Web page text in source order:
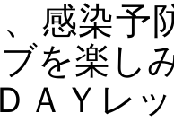
、感染
を楽し
ＡＹレ